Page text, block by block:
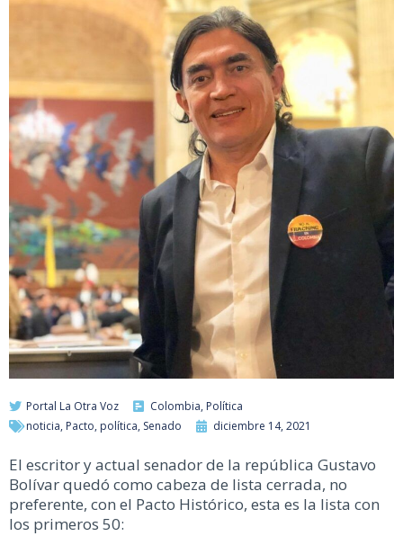
Portal La Otra Voz Colombia, Política
noticia, Pacto, política, Senado diciembre 14, 2021
El escritor y actual senador de la república Gustavo
Bolívar quedó como cabeza de lista cerrada, no
preferente, con el Pacto Histórico, esta es la lista con
los primeros 50: